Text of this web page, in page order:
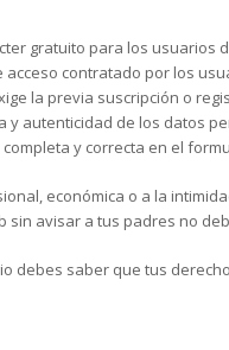
gratuito para los usuarios
contratado por los
la previa suscripción o
autenticidad de los datos
y correcta en el
económica o a la
sin avisar a tus padres no
debes saber que tus